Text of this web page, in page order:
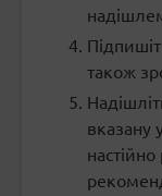
також
вказану